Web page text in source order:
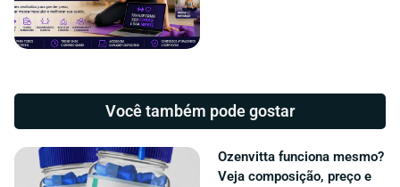
Você também pode gostar
Ozenvitta funciona mesmo?
Veja composição, preço e